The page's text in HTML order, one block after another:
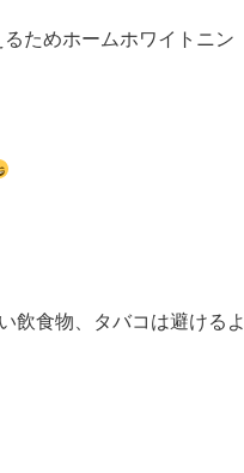
ためホームホワイトニン
飲食物、タバコは避けるよ